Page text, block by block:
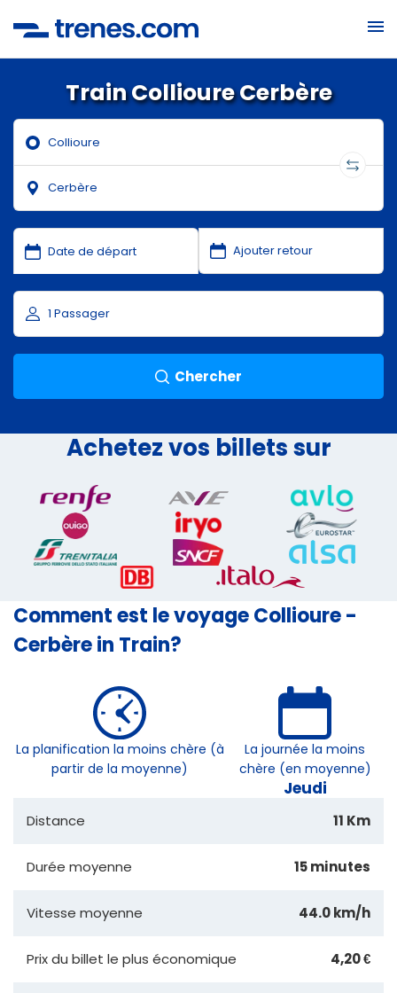
Train Collioure Cerbère
Chercher
Achetez vos billets sur
Comment est le voyage Collioure -
Cerbère in Train?
La planification la moins chère (à
partir de la moyenne)
La journée la moins
chère (en moyenne)
Jeudi
Distance 11 Km
Durée moyenne 15 minutes
Vitesse moyenne 44.0 km/h
Prix du billet le plus économique 4,20 €